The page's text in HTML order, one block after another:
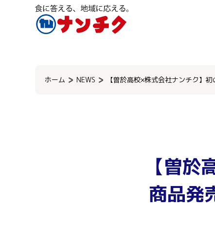
ホーム NEWS 【曽於高校×株式会社ナンチク】
【曽
商品発